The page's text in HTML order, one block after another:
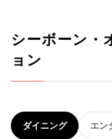
シーボーン・
ョン
ダイニング エン